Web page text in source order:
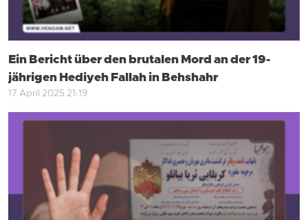
Ein Bericht über den brutalen Mord an der 19-
jährigen Hediyeh Fallah in Behshahr
17 April 2025 21:19